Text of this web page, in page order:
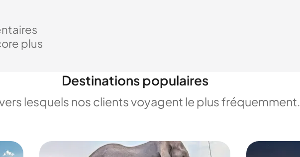
plus
Destinations populaires
lesquels nos clients voyagent le plus fréquemment.